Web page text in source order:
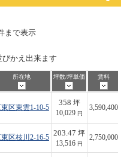
まで表示
かえ出来ます
所在地 坪数/坪単価 賃料
区東雲1-10-5
358 坪
10,029 円
3,590,400
区枝川2-16-5
203.47 坪
13,516 円
2,750,000